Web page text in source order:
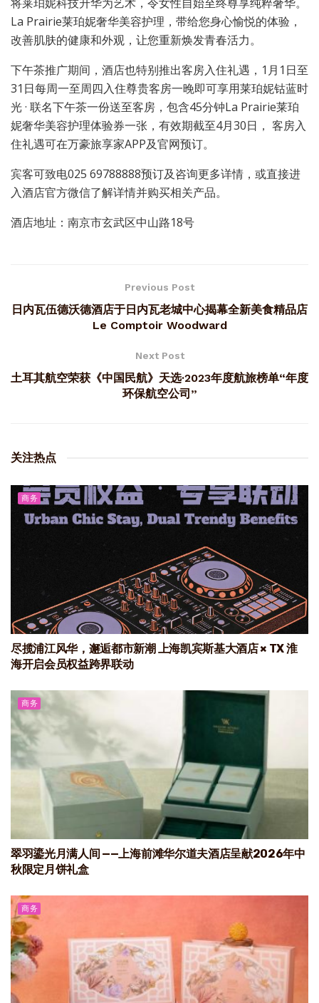
La Prairie莱珀妮奢华美容护理，带给您身心愉悦的体验，
改善肌肤的健康和外观，让您重新焕发青春活力。
下午茶推广期间，酒店也特别推出客房入住礼遇，1月1日至
31日每周一至周四入住尊贵客房一晚即可享用莱珀妮钴蓝时
光 · 联名下午茶一份送至客房，包含45分钟La Prairie莱珀
妮奢华美容护理体验券一张，有效期截至4月30日， 客房入
住礼遇可在万豪旅享家APP及官网预订。
宾客可致电025 69788888预订及咨询更多详情，或直接进
入酒店官方微信了解详情并购买相关产品。
酒店地址：南京市玄武区中山路18号
Previous Post
日内瓦伍德沃德酒店于日内瓦老城中心揭幕全新美食精品店
Le Comptoir Woodward
Next Post
土耳其航空荣获《中国民航》天选·2023年度航旅榜单“年度
环保航空公司”
关注热点
商务
尽揽浦江风华，邂逅都市新潮 上海凯宾斯基大酒店 × TX 淮
海开启会员权益跨界联动
商务
翠羽鎏光月满人间 ——上海前滩华尔道夫酒店呈献2026年中
秋限定月饼礼盒
商务